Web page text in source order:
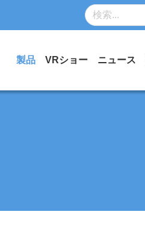
製品 VRショー ニュース